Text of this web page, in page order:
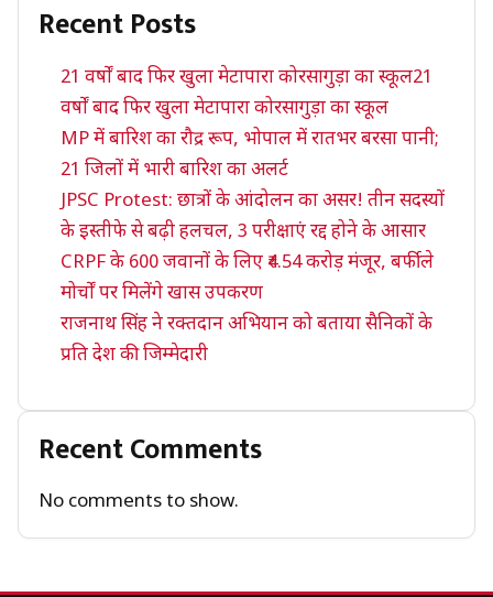
Recent Posts
21 वर्षों बाद फिर खुला मेटापारा कोरसागुड़ा का स्कूल21
वर्षों बाद फिर खुला मेटापारा कोरसागुड़ा का स्कूल
MP में बारिश का रौद्र रूप, भोपाल में रातभर बरसा पानी;
21 जिलों में भारी बारिश का अलर्ट
JPSC Protest: छात्रों के आंदोलन का असर! तीन सदस्यों
के इस्तीफे से बढ़ी हलचल, 3 परीक्षाएं रद्द होने के आसार
CRPF के 600 जवानों के लिए ₹4.54 करोड़ मंजूर, बर्फीले
मोर्चों पर मिलेंगे खास उपकरण
राजनाथ सिंह ने रक्तदान अभियान को बताया सैनिकों के
प्रति देश की जिम्मेदारी
Recent Comments
No comments to show.